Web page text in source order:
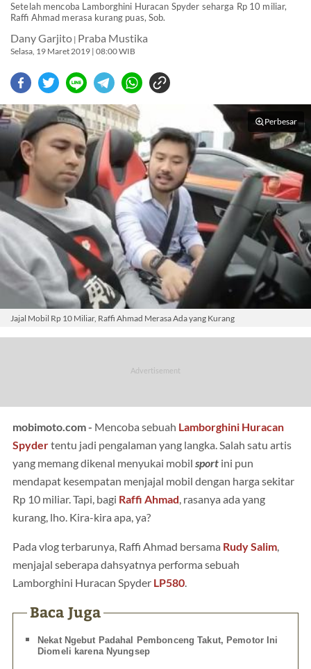
Setelah mencoba Lamborghini Huracan Spyder seharga Rp 10 miliar,
Raffi Ahmad merasa kurang puas, Sob.
Dany Garjito | Praba Mustika
Selasa, 19 Maret 2019 | 08:00 WIB
Perbesar
Jajal Mobil Rp 10 Miliar, Raffi Ahmad Merasa Ada yang Kurang
mobimoto.com - Mencoba sebuah Lamborghini Huracan
Spydertentu jadi pengalaman yang langka. Salah satu artis
yang memang dikenal menyukai mobil sport ini pun
mendapat kesempatan menjajal mobil dengan harga sekitar
Rp 10 miliar. Tapi, bagi Raffi Ahmad, rasanya ada yang
kurang, lho. Kira-kira apa, ya?
Pada vlog terbarunya, Raffi Ahmad bersama Rudy Salim
menjajal seberapa dahsyatnya performa sebuah
Lamborghini Huracan Spyder LP580
Baca Juga
Nekat Ngebut Padahal Pembonceng Takut, Pemotor Ini
Diomeli karena Nyungsep